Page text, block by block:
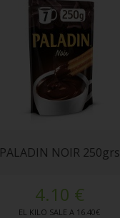
PALADIN NOIR 250grs
4.10 €
EL KILO SALE A 16.40€